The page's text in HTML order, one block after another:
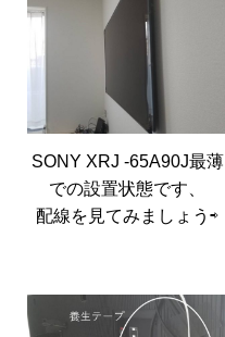
SONY XRJ -65A90J最薄
での設置状態です、
配線を見てみましょう⇨